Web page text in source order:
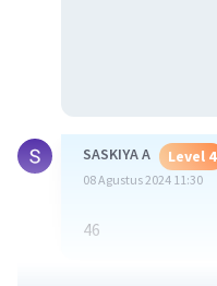
SASKIYA A Level 4
08 Agustus 2024 11:30
46